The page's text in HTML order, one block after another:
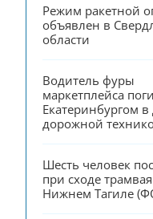
Режим ракетной
объявлен в
области
Водитель фуры
маркетплейса
Екатеринбургом
дорожной
Шесть человек
при сходе
Нижнем Тагиле